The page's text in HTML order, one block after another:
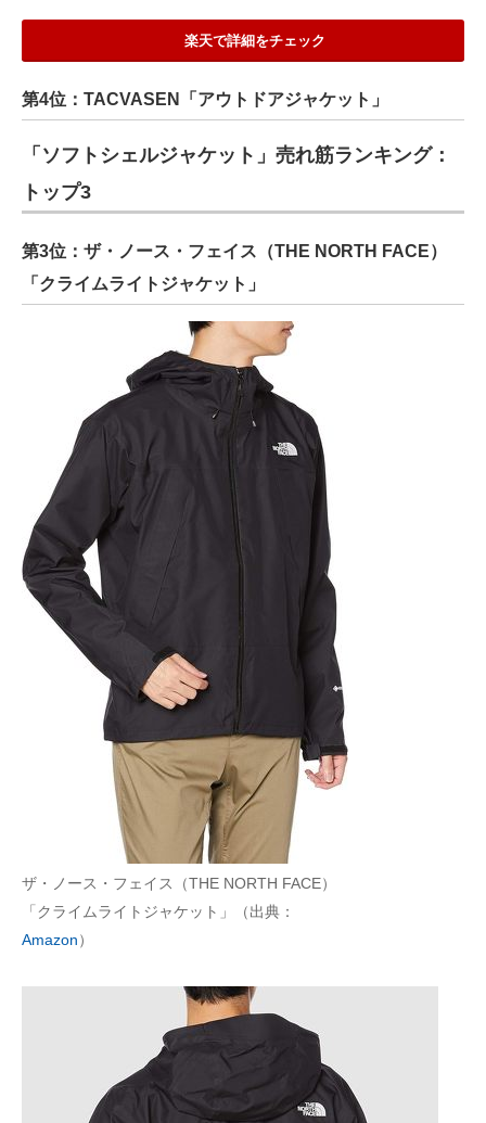
楽天で詳細をチェック
第4位：TACVASEN「アウトドアジャケット」
「ソフトシェルジャケット」売れ筋ランキング：
トップ3
第3位：ザ・ノース・フェイス（THE NORTH FACE）
「クライムライトジャケット」
ザ・ノース・フェイス（THE NORTH FACE）
「クライムライトジャケット」（出典：
Amazon）